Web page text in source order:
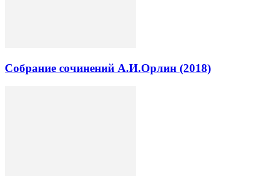
Собрание сочинений А.И.Орлин (2018)